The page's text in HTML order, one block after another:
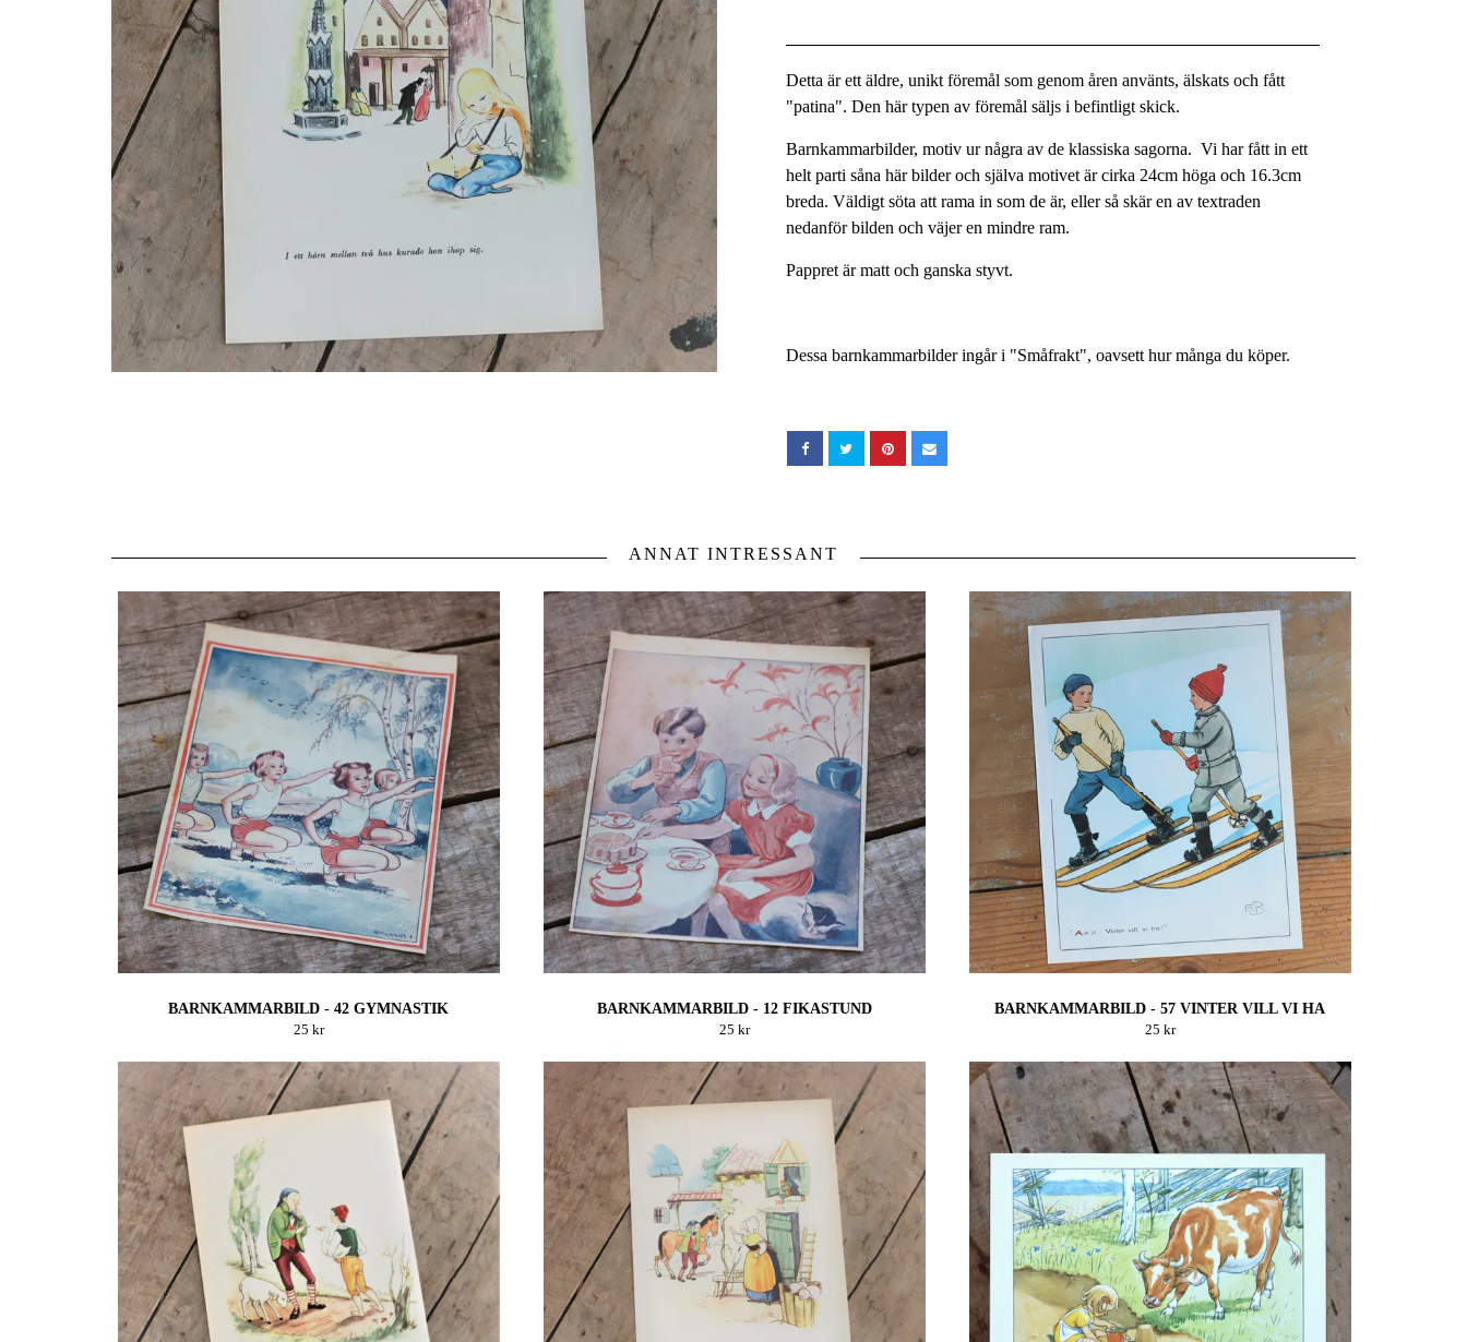
Detta är ett äldre, unikt föremål som genom åren använts, älskats och fått
"patina". Den här typen av föremål säljs i befintligt skick.
Barnkammarbilder, motiv ur några av de klassiska sagorna. Vi har fått in ett
helt parti såna här bilder och själva motivet är cirka 24cm höga och 16.3cm
breda. Väldigt söta att rama in som de är, eller så skär en av textraden
nedanför bilden och väjer en mindre ram.
Pappret är matt och ganska styvt.
Dessa barnkammarbilder ingår i "Småfrakt", oavsett hur många du köper.
ANNAT INTRESSANT
BARNKAMMARBILD - 42 GYMNASTIK
25 kr
BARNKAMMARBILD - 12 FIKASTUND
25 kr
BARNKAMMARBILD - 57 VINTER VILL VI HA
25 kr